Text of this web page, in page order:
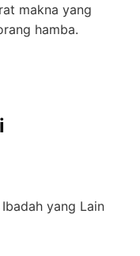
makna yang
hamba.
yang Lain